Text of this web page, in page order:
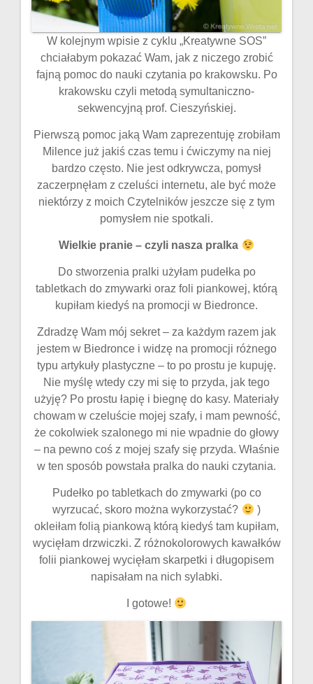
W kolejnym wpisie z cyklu „Kreatywne SOS”
chciałabym pokazać Wam, jak z niczego zrobić
fajną pomoc do nauki czytania po krakowsku. Po
krakowsku czyli metodą symultaniczno-
sekwencyjną prof. Cieszyńskiej.
Pierwszą pomoc jaką Wam zaprezentuję zrobiłam
Milence już jakiś czas temu i ćwiczymy na niej
bardzo często. Nie jest odkrywcza, pomysł
zaczerpnęłam z czeluści internetu, ale być może
niektórzy z moich Czytelników jeszcze się z tym
pomysłem nie spotkali.
Wielkie pranie – czyli nasza pralka
Do stworzenia pralki użyłam pudełka po
tabletkach do zmywarki oraz foli piankowej, którą
kupiłam kiedyś na promocji w Biedronce.
Zdradzę Wam mój sekret – za każdym razem jak
jestem w Biedronce i widzę na promocji różnego
typu artykuły plastyczne – to po prostu je kupuję.
Nie myślę wtedy czy mi się to przyda, jak tego
użyję? Po prostu łapię i biegnę do kasy. Materiały
chowam w czeluście mojej szafy, i mam pewność,
że cokolwiek szalonego mi nie wpadnie do głowy
– na pewno coś z mojej szafy się przyda. Właśnie
w ten sposób powstała pralka do nauki czytania.
Pudełko po tabletkach do zmywarki (po co
wyrzucać, skoro można wykorzystać?
)
okleiłam folią piankową którą kiedyś tam kupiłam,
wycięłam drzwiczki. Z różnokolorowych kawałków
folii piankowej wycięłam skarpetki i długopisem
napisałam na nich sylabki.
I gotowe!